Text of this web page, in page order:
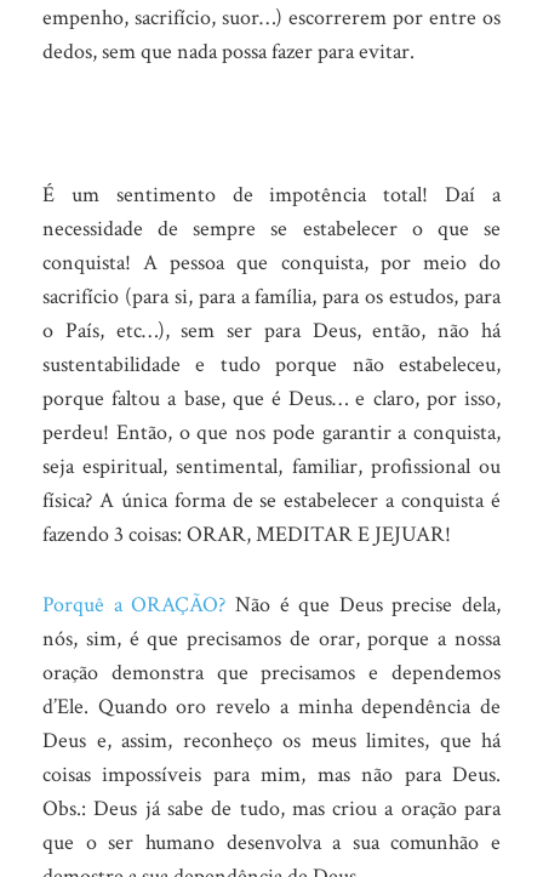
empenho, sacrifício, suor…) escorrerem por entre os
dedos, sem que nada possa fazer para evitar.
É um sentimento de impotência total! Daí a
necessidade de sempre se estabelecer o que se
conquista! A pessoa que conquista, por meio do
sacrifício (para si, para a família, para os estudos, para
o País, etc…), sem ser para Deus, então, não há
sustentabilidade e tudo porque não estabeleceu,
porque faltou a base, que é Deus… e claro, por isso,
perdeu! Então, o que nos pode garantir a conquista,
seja espiritual, sentimental, familiar, profissional ou
física? A única forma de se estabelecer a conquista é
fazendo 3 coisas: ORAR, MEDITAR E JEJUAR!
Porquê a ORAÇÃO? Não é que Deus precise dela,
nós, sim, é que precisamos de orar, porque a nossa
oração demonstra que precisamos e dependemos
d’Ele. Quando oro revelo a minha dependência de
Deus e, assim, reconheço os meus limites, que há
coisas impossíveis para mim, mas não para Deus.
Obs.: Deus já sabe de tudo, mas criou a oração para
que o ser humano desenvolva a sua comunhão e